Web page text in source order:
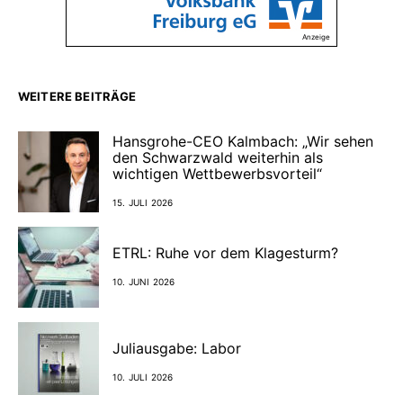
Anzeige
WEITERE BEITRÄGE
Hansgrohe-CEO Kalmbach: „Wir sehen
den Schwarzwald weiterhin als
wichtigen Wettbewerbsvorteil“
15. JULI 2026
ETRL: Ruhe vor dem Klagesturm?
10. JUNI 2026
Juliausgabe: Labor
10. JULI 2026